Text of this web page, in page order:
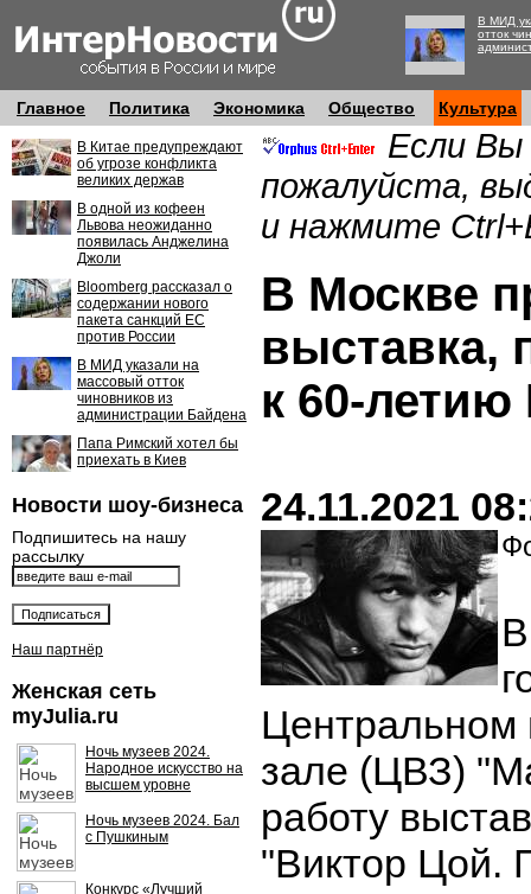
В МИД
отток
Главное Политика Экономика Общество Культура
В Китае предупреждают
об угрозе конфликта
великих держав
В одной из кофеен
Львова неожиданно
появилась Анджелина
Джоли
Bloomberg рассказал о
содержании нового
пакета санкций ЕС
против России
В МИД указали на
массовый отток
чиновников из
администрации Байдена
Папа Римский хотел бы
приехать в Киев
Новости шоу-бизнеса
Подпишитесь на нашу
рассылку
Наш партнёр
Женская сеть
myJulia.ru
Ночь музеев 2024.
Народное искусство на
высшем уровне
Ночь музеев 2024. Бал
с Пушкиным
Конкурс «Лучший
Если Вы
пожалуйста,
и нажмите
В Москве
выставка,
к 60-летию
24.11.2021
Центральном
зале (ЦВЗ)
работу
"Виктор Цой.